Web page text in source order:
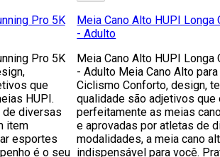
Pro 5K
Pro 5K
que
HUPI.
de diversas
item
esportes
é o seu
Meia Cano Alto HUPI Longa
- Adulto
Meia Cano Alto HUPI Longa
- Adulto Meia Cano Alto
Ciclismo Conforto, design,
qualidade são adjetivos que
perfeitamente as meias
e aprovadas por atletas de
modalidades, a meia cano
indispensável para você.